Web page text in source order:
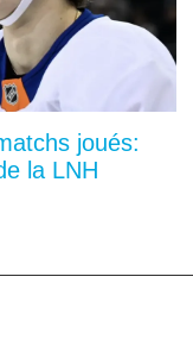
joués:
la LNH